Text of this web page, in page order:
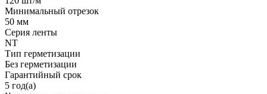
Минимальный отрезок
50 мм
Серия ленты
NT
Тип герметизации
Без герметизации
Гарантийный срок
5 год(а)